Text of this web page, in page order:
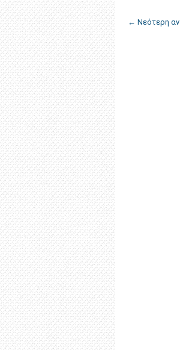
← Νεότερη